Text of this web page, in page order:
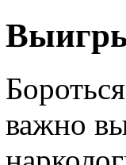
важно